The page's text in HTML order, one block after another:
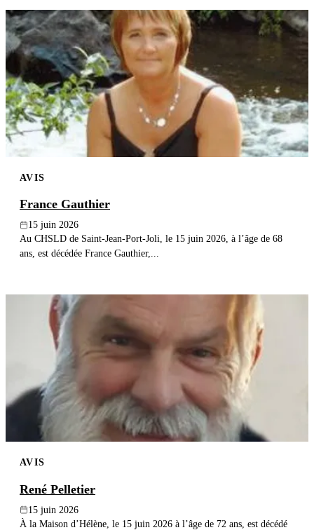
AVIS
France Gauthier
15 juin 2026
Au CHSLD de Saint-Jean-Port-Joli, le 15 juin 2026, à l’âge de 68
ans, est décédée France Gauthier,...
AVIS
René Pelletier
15 juin 2026
À la Maison d’Hélène, le 15 juin 2026 à l’âge de 72 ans, est décédé